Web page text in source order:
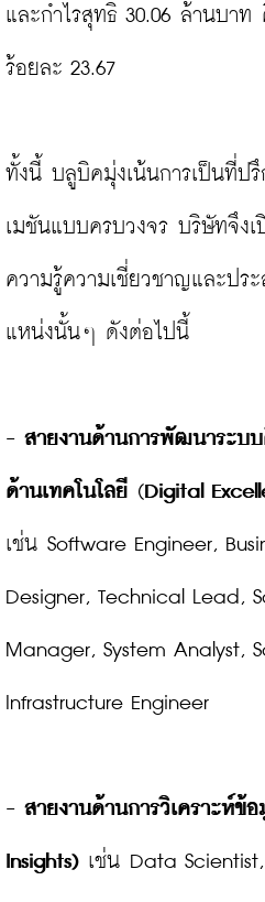
และกำไรสุทธิ 30.06 ล้านบาท
ร้อยละ 23.67
ทั้งนี้ บลูบิคมุ่งเน้นการเป็นที่ป
เมชันแบบครบวงจร บริษัทจึง
ความรู้ความเชี่ยวชาญและปร
แหน่งนั้นๆ ดังต่อไปนี้
- สายงานด้านการพัฒนาระบ
ด้านเทคโนโลยี (Digital
เช่น Software Engineer,
Designer, Technical Lead,
Manager, System Analyst,
Infrastructure Engineer
- สายงานด้านการวิเคราะห์ข้
Insights) เช่น Data